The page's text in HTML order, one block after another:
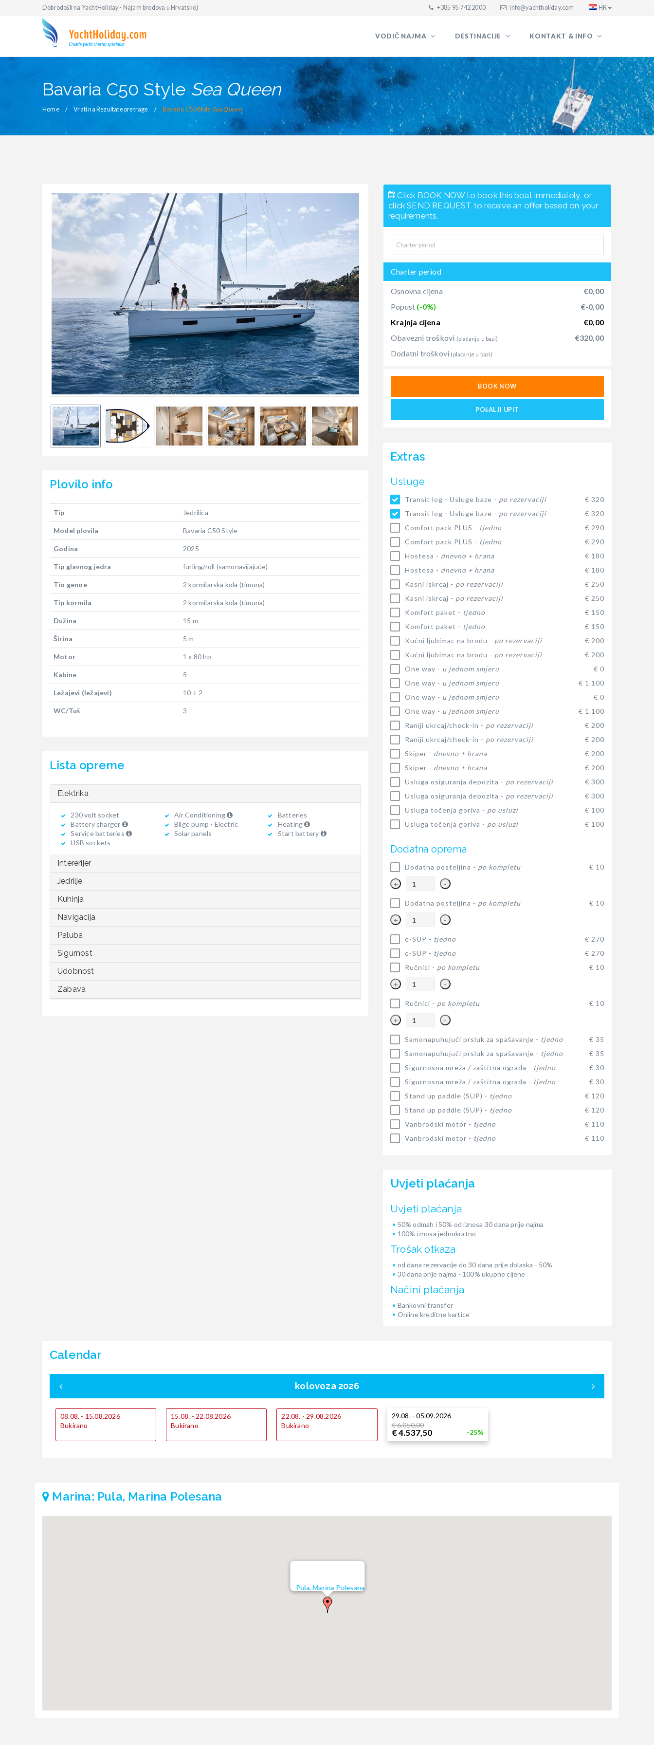
Dobrodošli na YachtHoliday - Najam brodova u Hrvatskoj +385 95 742 2000 info@yachtholiday.com HR
VODIČ NAJMA DESTINACIJE KONTAKT & INFO
Bavaria C50 Style Sea Queen
Home Vrati na Rezultate pretrage Bavaria C50 Style Sea Queen
Plovilo info
Tip Jedrilica
Model plovila Bavaria C50 Style
Godina 2025
Tip glavnog jedra furling/roll (samonavijajuće)
Tio genoe 2 kormilarska kola (timuna)
Tip kormila 2 kormilarska kola (timuna)
Dužina 15 m
Širina 5 m
Motor 1 x 80 hp
Kabine 5
Ležajevi (ležajevi) 10 + 2
WC/Tuš 3
Lista opreme
Elektrika
230 volt socket Air Conditioning
Batteries
Battery charger
Bilge pump - Electric
Heating
Service batteries
Solar panels
Start battery
USB sockets
Intererijer
Jedrilje
Kuhinja
Navigacija
Paluba
Sigurnost
Udobnost
Zabava
Click BOOK NOW to book this boat immediately, or
click SEND REQUEST to receive an offer based on your
requirements.
Charter period
Osnovna cijena
€0,00
Popust (-0%)
€-0,00
Krajnja cijena
€0,00
Obavezni troškovi (plaćanje u bazi)
€320,00
Dodatni troškovi (plaćanje u bazi)
BOOK NOW
POšALJI UPIT
Extras
Usluge
Transit log - Usluge baze - po rezervaciji
€ 320
Transit log - Usluge baze - po rezervaciji
€ 320
Comfort pack PLUS - tjedno
€ 290
Comfort pack PLUS - tjedno
€ 290
Hostesa - dnevno + hrana
€ 180
Hostesa - dnevno + hrana
€ 180
Kasni iskrcaj - po rezervaciji
€ 250
Kasni iskrcaj - po rezervaciji
€ 250
Komfort paket - tjedno
€ 150
Komfort paket - tjedno
€ 150
Kućni ljubimac na brodu - po rezervaciji
€ 200
Kućni ljubimac na brodu - po rezervaciji
€ 200
One way - u jednom smjeru
€ 0
One way - u jednom smjeru
€ 1.100
One way - u jednom smjeru
€ 0
One way - u jednom smjeru
€ 1.100
Raniji ukrcaj/check-in - po rezervaciji
€ 200
Raniji ukrcaj/check-in - po rezervaciji
€ 200
Skiper - dnevno + hrana
€ 200
Skiper - dnevno + hrana
€ 200
Usluga osiguranja depozita - po rezervaciji
€ 300
Usluga osiguranja depozita - po rezervaciji
€ 300
Usluga točenja goriva - po usluzi
€ 100
Usluga točenja goriva - po usluzi € 100
Dodatna oprema
Dodatna posteljina - po kompletu € 10
+ -
Dodatna posteljina - po kompletu € 10
+ -
e-SUP - tjedno
€ 270
e-SUP - tjedno
€ 270
Ručnici - po kompletu € 10
+ -
Ručnici - po kompletu € 10
+ -
Samonapuhujući prsluk za spašavanje - tjedno
€ 35
Samonapuhujući prsluk za spašavanje - tjedno
€ 35
Sigurnosna mreža / zaštitna ograda - tjedno
€ 30
Sigurnosna mreža / zaštitna ograda - tjedno
€ 30
Stand up paddle (SUP) - tjedno
€ 120
Stand up paddle (SUP) - tjedno
€ 120
Vanbrodski motor - tjedno
€ 110
Vanbrodski motor - tjedno € 110
Uvjeti plaćanja
Uvjeti plaćanja
50% odmah i 50% od iznosa 30 dana prije najma
100% iznosa jednokratno
Trošak otkaza
od dana rezervacije do 30 dana prije dolaska - 50%
30 dana prije najma - 100% ukupne cijene
Načini plaćanja
Bankovni transfer
Online kreditne kartice
Calendar
kolovoza 2026
08.08. - 15.08.2026
Bukirano
15.08. - 22.08.2026
Bukirano
22.08. - 29.08.2026
Bukirano
29.08. - 05.09.2026
€ 6.050,00
€ 4.537,50 -25%
Marina: Pula, Marina Polesana
Pula, Marina Polesana